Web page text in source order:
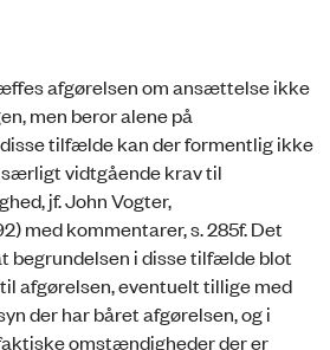
afgørelsen om ansættelse ikke
men beror alene på
tilfælde kan der formentlig ikke
vidtgående krav til
jf. John Vogter,
med kommentarer, s. 285f. Det
begrundelsen i disse tilfælde blot
afgørelsen, eventuelt tillige med
der har båret afgørelsen, og i
omstændigheder der er